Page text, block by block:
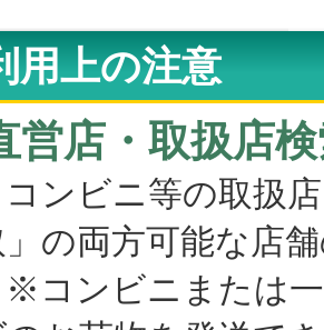
用上の注意
営店・取扱店
ンビニ等の取扱
の両方可能な店
ンビニまたは一